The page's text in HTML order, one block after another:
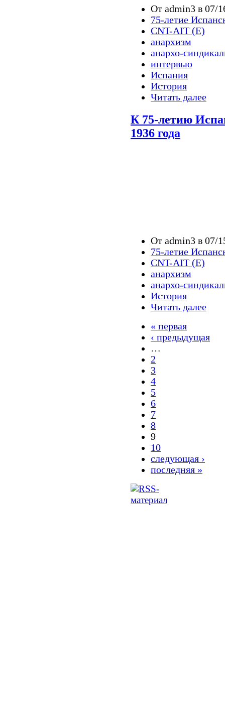
От admin3 в 07/
75-летие
CNT-AIT (E)
анархизм
анархо-
интервью
Испания
История
Читать далее
К 75-летию
1936 года
От admin3 в 07/
75-летие
CNT-AIT (E)
анархизм
анархо-
История
Читать далее
« первая
‹ предыдущая
…
2
3
4
5
6
7
8
9
10
следующая ›
последняя »